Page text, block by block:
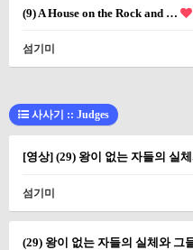
(9) A House on the Rock and …
섬기미
사사기 :: Judges
[영상] (29) 왕이 없는 자들의 실
섬기미
(29) 왕이 없는 자들의 실체와 그